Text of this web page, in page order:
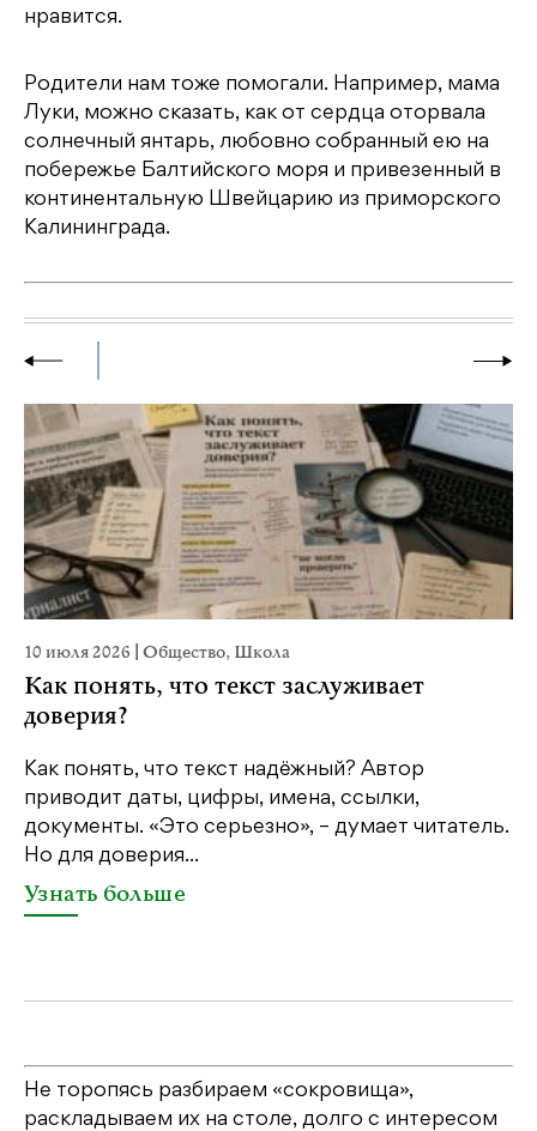
нравится.
Родители нам тоже помогали. Например, мама
Луки, можно сказать, как от сердца оторвала
солнечный янтарь, любовно собранный ею на
побережье Балтийского моря и привезенный в
континентальную Швейцарию из приморского
Калининграда.
10 июля 2026 Общество, Школа
Как понять, что текст заслуживает
доверия?
Как понять, что текст надёжный? Автор
приводит даты, цифры, имена, ссылки,
документы. «Это серьезно», – думает читатель.
Но для доверия...
Узнать больше
Не торопясь разбираем «сокровища»,
раскладываем их на столе, долго с интересом